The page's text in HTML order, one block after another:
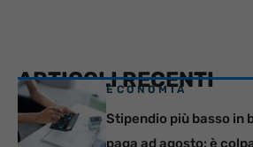
ARTICOLI RECENTI
ECONOMIA
Stipendio più basso in
paga ad agosto: è